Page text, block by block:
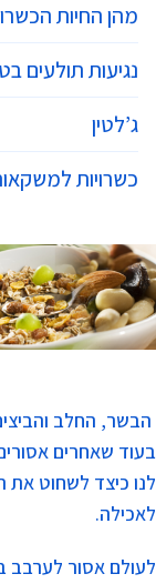
מהן החיות
נגיעות תולעים
ג’לטין
כשרויות
הבשר, החלב
בעוד שאחרים
לנו כיצד לשחוט את
לאכילה.
לעולם אסור